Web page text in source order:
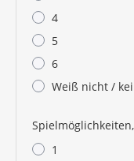
4
5
6
Weiß nicht /
1